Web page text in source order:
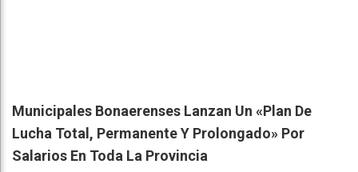
Municipales Bonaerenses Lanzan Un «plan De
Lucha Total, Permanente Y Prolongado» Por
Salarios En Toda La Provincia